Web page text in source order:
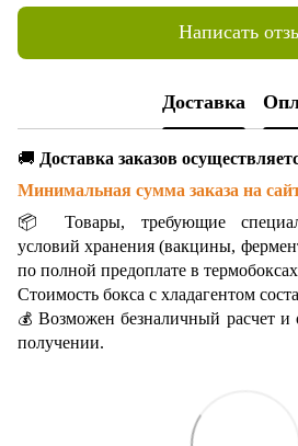
Написать
Доставка
🚚 Доставка заказов
Минимальная сумма заказа на
📦 Товары, требующие
условий хранения (вакцины,
по полной предоплате в
Стоимость бокса с хладагентом
💰 Возможен безналичный расчет
получении.